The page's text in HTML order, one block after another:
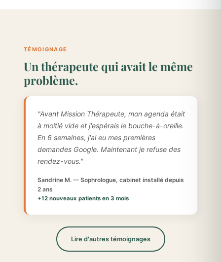
TÉMOIGNAGE
Un thérapeute qui avait le même
problème.
"Avant Mission Thérapeute, mon agenda était
à moitié vide et j'espérais le bouche-à-oreille.
En 6 semaines, j'ai eu mes premières
demandes Google. Maintenant je refuse des
rendez-vous."
Sandrine M. — Sophrologue, cabinet installé depuis
2 ans
+12 nouveaux patients en 3 mois
Lire d'autres témoignages